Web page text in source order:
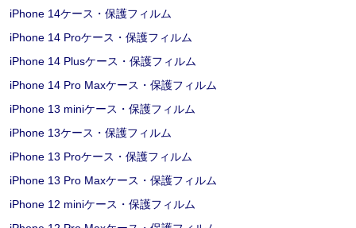
iPhone 14ケース・保護フィルム
iPhone 14 Proケース・保護フィルム
iPhone 14 Plusケース・保護フィルム
iPhone 14 Pro Maxケース・保護フィルム
iPhone 13 miniケース・保護フィルム
iPhone 13ケース・保護フィルム
iPhone 13 Proケース・保護フィルム
iPhone 13 Pro Maxケース・保護フィルム
iPhone 12 miniケース・保護フィルム